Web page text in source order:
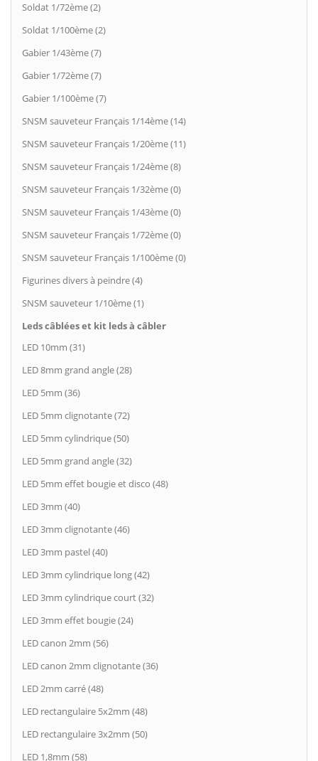
Soldat 1/72ème (2)
Soldat 1/100ème (2)
Gabier 1/43ème (7)
Gabier 1/72ème (7)
Gabier 1/100ème (7)
SNSM sauveteur Français 1/14ème (14)
SNSM sauveteur Français 1/20ème (11)
SNSM sauveteur Français 1/24ème (8)
SNSM sauveteur Français 1/32ème (0)
SNSM sauveteur Français 1/43ème (0)
SNSM sauveteur Français 1/72ème (0)
SNSM sauveteur Français 1/100ème (0)
Figurines divers à peindre (4)
SNSM sauveteur 1/10ème (1)
Leds câblées et kit leds à câbler
LED 10mm (31)
LED 8mm grand angle (28)
LED 5mm (36)
LED 5mm clignotante (72)
LED 5mm cylindrique (50)
LED 5mm grand angle (32)
LED 5mm effet bougie et disco (48)
LED 3mm (40)
LED 3mm clignotante (46)
LED 3mm pastel (40)
LED 3mm cylindrique long (42)
LED 3mm cylindrique court (32)
LED 3mm effet bougie (24)
LED canon 2mm (56)
LED canon 2mm clignotante (36)
LED 2mm carré (48)
LED rectangulaire 5x2mm (48)
LED rectangulaire 3x2mm (50)
LED 1,8mm (58)